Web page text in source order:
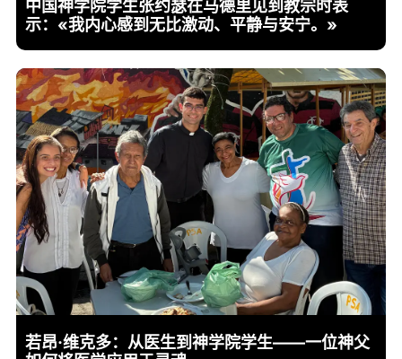
中国神学院学生张约瑟在马德里见到教宗时表
示：«我内心感到无比激动、平静与安宁。»
若昂·维克多：从医生到神学院学生——一位神父